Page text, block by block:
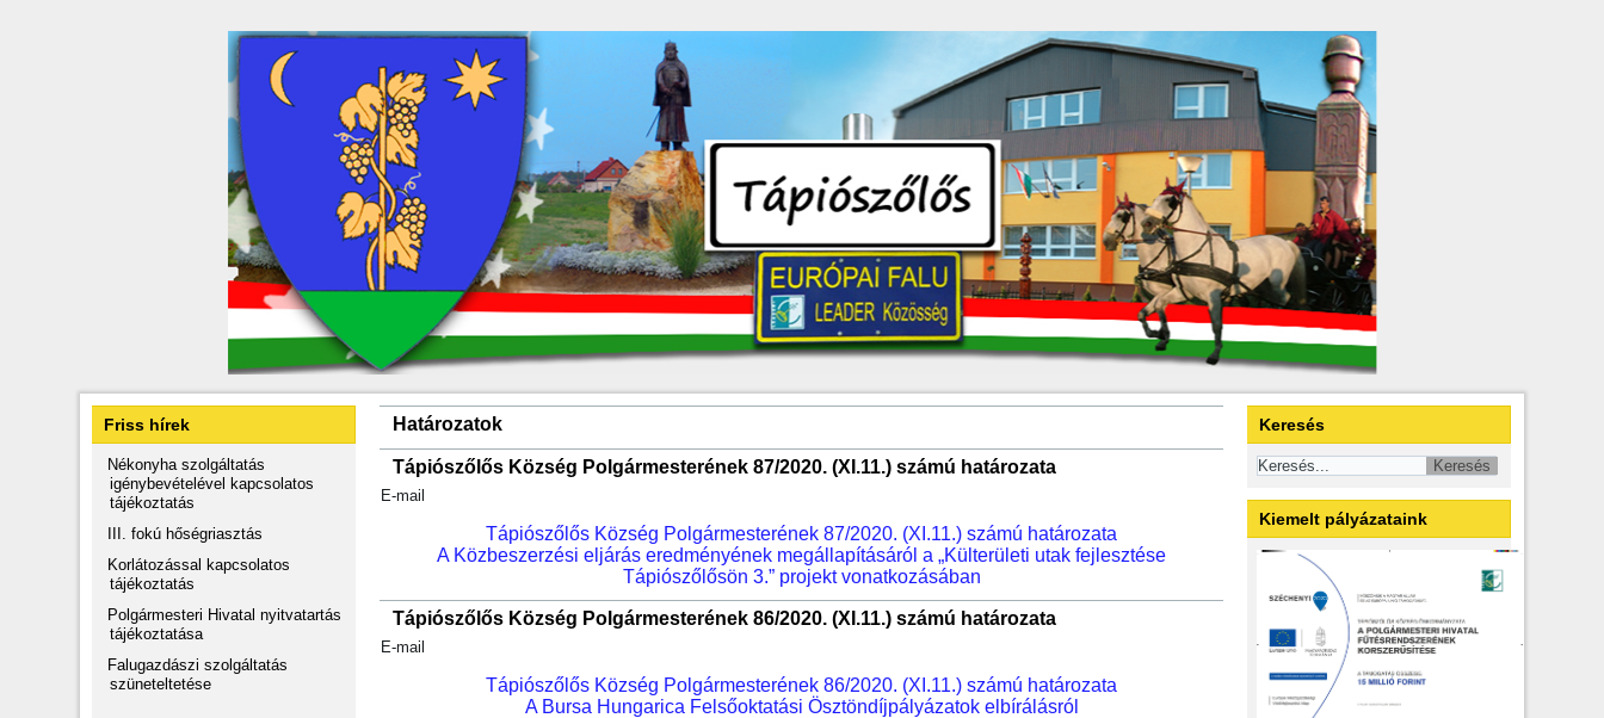
Friss hírek
Nékonyha szolgáltatás
igénybevételével kapcsolatos
tájékoztatás
III. fokú hőségriasztás
Korlátozással kapcsolatos
tájékoztatás
Polgármesteri Hivatal nyitvatartás
tájékoztatása
Falugazdászi szolgáltatás
szüneteltetése
Határozatok
Tápiószőlős Község Polgármesterének 87/2020. (XI.11.) számú határozata
E-mail
Tápiószőlős Község Polgármesterének 87/2020. (XI.11.) számú határozata
A Közbeszerzési eljárás eredményének megállapításáról a „Külterületi utak fejlesztése
Tápiószőlősön 3.” projekt vonatkozásában
Tápiószőlős Község Polgármesterének 86/2020. (XI.11.) számú határozata
E-mail
Tápiószőlős Község Polgármesterének 86/2020. (XI.11.) számú határozata
A Bursa Hungarica Felsőoktatási Ösztöndíjpályázatok elbírálásról
Keresés
Kiemelt pályázataink